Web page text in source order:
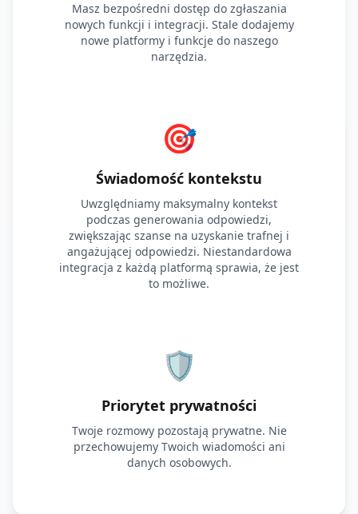
Masz bezpośredni dostęp do zgłaszania
nowych funkcji i integracji. Stale dodajemy
nowe platformy i funkcje do naszego
narzędzia.
🎯
Świadomość kontekstu
Uwzględniamy maksymalny kontekst
podczas generowania odpowiedzi,
zwiększając szanse na uzyskanie trafnej i
angażującej odpowiedzi. Niestandardowa
integracja z każdą platformą sprawia, że jest
to możliwe.
🛡️
Priorytet prywatności
Twoje rozmowy pozostają prywatne. Nie
przechowujemy Twoich wiadomości ani
danych osobowych.